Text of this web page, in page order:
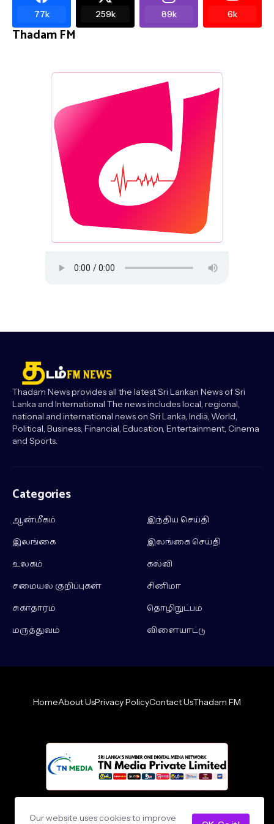
77k 259k 89k 6k
Thadam FM
Thadam News provides all the latest Sri Lankan News of Sri
Lanka and International The news includes local, regional,
national and international news on Sri Lanka, India, World,
Political, Business, Financial, Education, Entertainment, Cinema
and Sports.
Categories
ஆன்மீகம்
இந்திய செய்தி
இலங்கை
இலங்கை செய்தி
உலகம்
கல்வி
சமையல் குறிப்புகள்
சினிமா
சுகாதாரம்
தொழிநுட்பம்
மருத்துவம்
விளையாட்டு
HomeAbout UsPrivacy PolicyContact UsThadam FM
Our website uses cookies to improve